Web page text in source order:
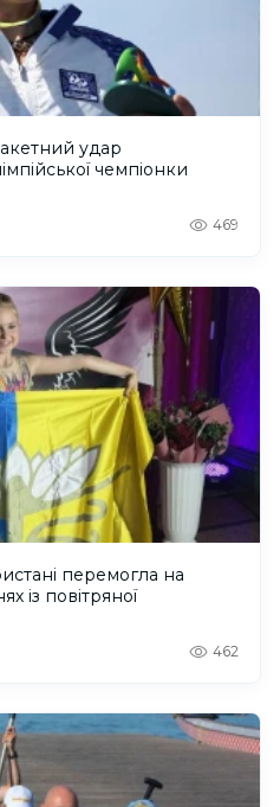
удар
чемпіонки
469
перемогла на
із повітряної
462